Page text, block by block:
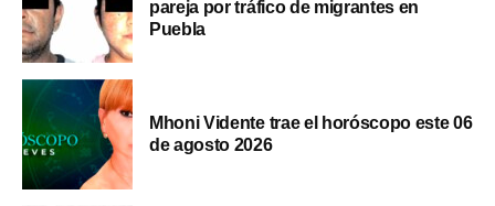
pareja por tráfico de migrantes en
Puebla
Mhoni Vidente trae el horóscopo este 06
de agosto 2026